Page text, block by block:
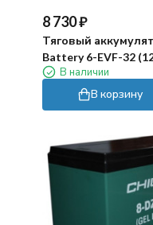
8 730₽
Тяговый
Battery 6-EVF-32
В наличии
В корзину